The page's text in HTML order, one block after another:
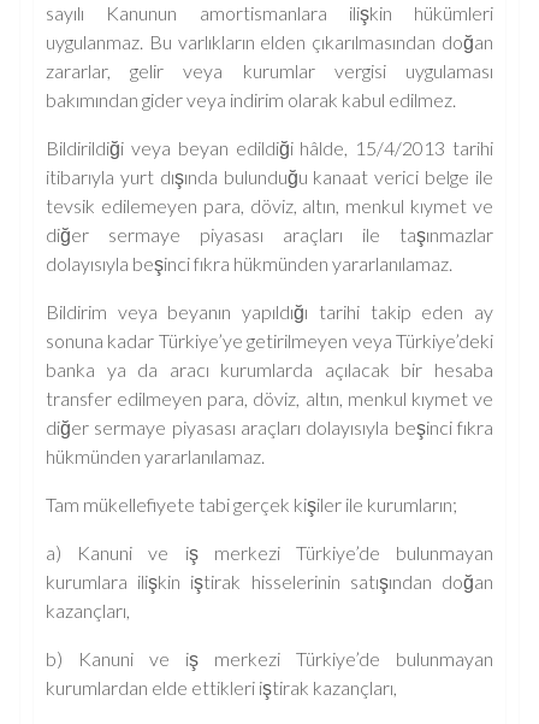
sayılı Kanunun amortismanlara ilişkin hükümleri
uygulanmaz. Bu varlıkların elden çıkarılmasından doğan
zararlar, gelir veya kurumlar vergisi uygulaması
bakımından gider veya indirim olarak kabul edilmez.
Bildirildiği veya beyan edildiği hâlde, 15/4/2013 tarihi
itibarıyla yurt dışında bulunduğu kanaat verici belge ile
tevsik edilemeyen para, döviz, altın, menkul kıymet ve
diğer sermaye piyasası araçları ile taşınmazlar
dolayısıyla beşinci fıkra hükmünden yararlanılamaz.
Bildirim veya beyanın yapıldığı tarihi takip eden ay
sonuna kadar Türkiye’ye getirilmeyen veya Türkiye’deki
banka ya da aracı kurumlarda açılacak bir hesaba
transfer edilmeyen para, döviz, altın, menkul kıymet ve
diğer sermaye piyasası araçları dolayısıyla beşinci fıkra
hükmünden yararlanılamaz.
Tam mükellefiyete tabi gerçek kişiler ile kurumların;
a) Kanuni ve iş merkezi Türkiye’de bulunmayan
kurumlara ilişkin iştirak hisselerinin satışından doğan
kazançları,
b) Kanuni ve iş merkezi Türkiye’de bulunmayan
kurumlardan elde ettikleri iştirak kazançları,